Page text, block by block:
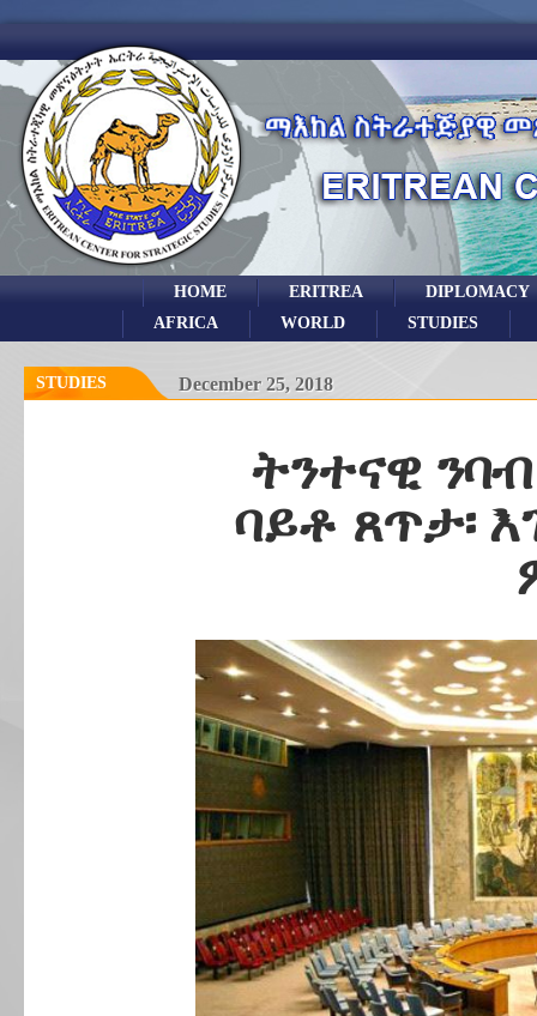
DIPLOMACY
ERITREA
HOME
STUDIES
WORLD
AFRICA
STUDIES December 25, 2018
ትንተናዊ
ባይቶ ጸጥታ፡